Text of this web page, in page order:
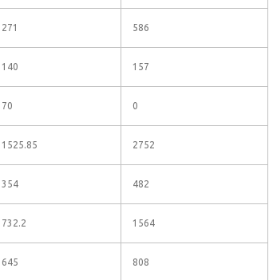
271 586
140 157
70 0
1525.85 2752
354 482
732.2 1564
645 808